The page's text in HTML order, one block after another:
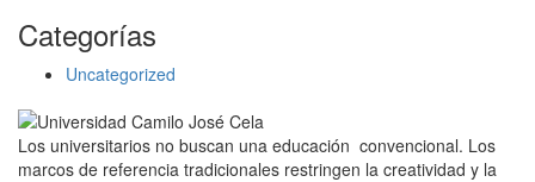
Categorías
Uncategorized
Los universitarios no buscan una educación convencional. Los
marcos de referencia tradicionales restringen la creatividad y la